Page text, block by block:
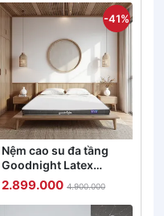
-41%
Nệm cao su đa tầng
Goodnight Latex
Hybrid (Rena) vững
chắc, thông thoáng
dày 10cm
2.899.000 4.900.000